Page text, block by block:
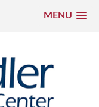
MENU